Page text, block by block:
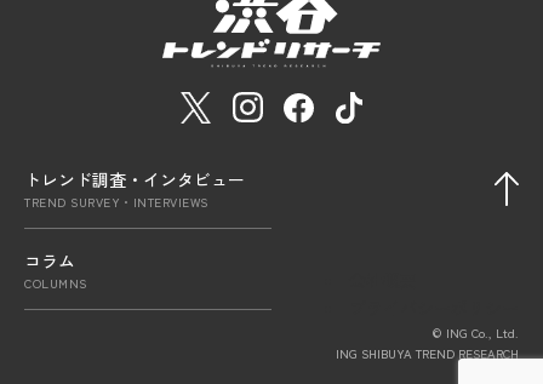
トレンド調査・インタビュー
TREND SURVEY・INTERVIEWS
コラム
COLUMNS
© ING Co., Ltd.
ING SHIBUYA TREND RESEARCH